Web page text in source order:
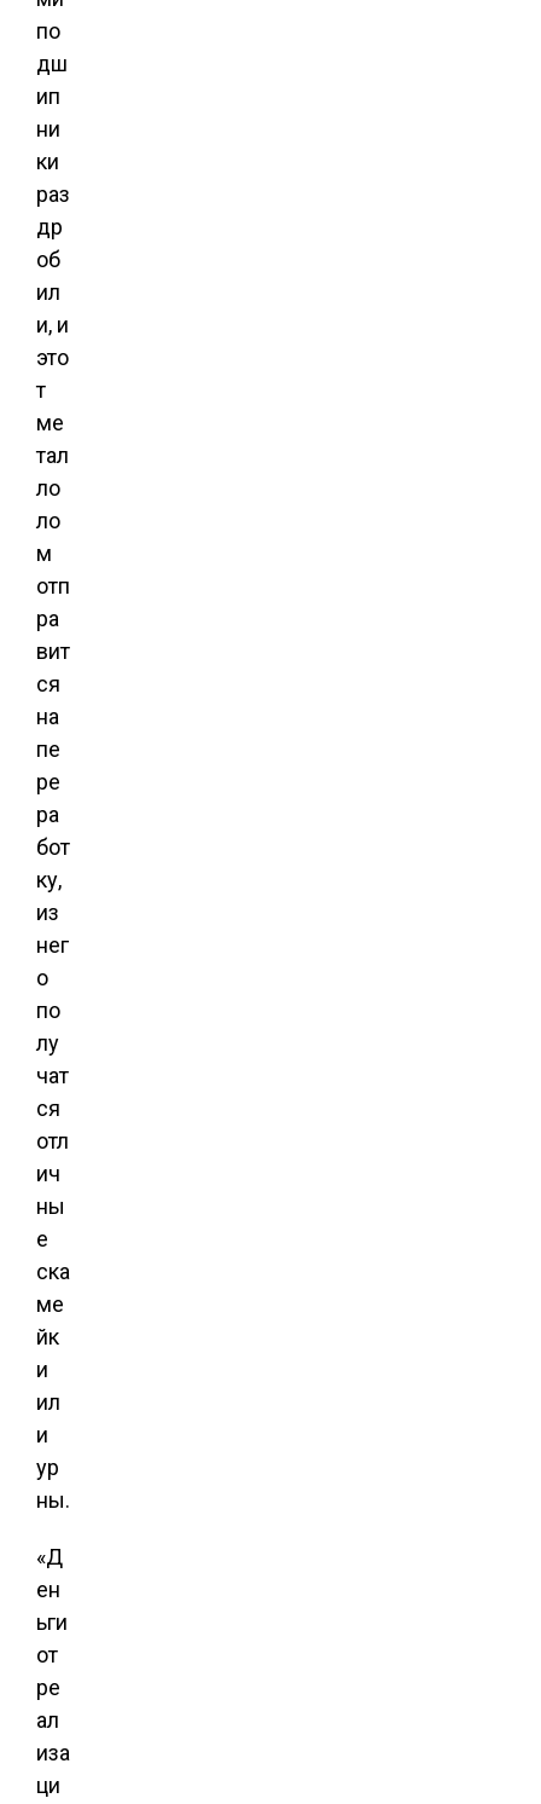
по
дш
ип
ни
ки
раз
др
об
ил
и, и
это
т
ме
тал
ло
ло
м
отп
ра
вит
ся
на
пе
ре
ра
бот
ку,
из
нег
о
по
лу
чат
ся
отл
ич
ны
е
ска
ме
йк
и
ил
и
ур
ны.
«Д
ен
ьги
от
ре
ал
иза
ци